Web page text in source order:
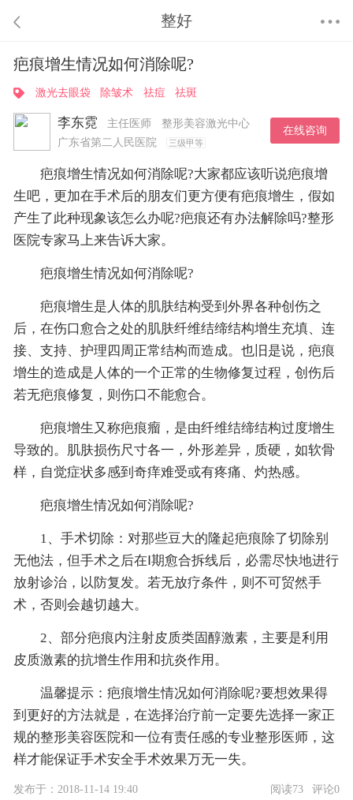
整好
疤痕增生情况如何消除呢?
激光去眼袋 除皱术 祛痘 祛斑
李东霓 主任医师
整形美容激光中心
广东省第二人民医院
三级甲等
在线咨询
疤痕增生情况如何消除呢?大家都应该听说疤痕增
生吧，更加在手术后的朋友们更方便有疤痕增生，假如
产生了此种现象该怎么办呢?疤痕还有办法解除吗?整形
医院专家马上来告诉大家。
疤痕增生情况如何消除呢?
疤痕增生是人体的肌肤结构受到外界各种创伤之
后，在伤口愈合之处的肌肤纤维结缔结构增生充填、连
接、支持、护理四周正常结构而造成。也旧是说，疤痕
增生的造成是人体的一个正常的生物修复过程，创伤后
若无疤痕修复，则伤口不能愈合。
疤痕增生又称疤痕瘤，是由纤维结缔结构过度增生
导致的。肌肤损伤尺寸各一，外形差异，质硬，如软骨
样，自觉症状多感到奇痒难受或有疼痛、灼热感。
疤痕增生情况如何消除呢?
1、手术切除：对那些豆大的隆起疤痕除了切除别
无他法，但手术之后在Ⅰ期愈合拆线后，必需尽快地进行
放射诊治，以防复发。若无放疗条件，则不可贸然手
术，否则会越切越大。
2、部分疤痕内注射皮质类固醇激素，主要是利用
皮质激素的抗增生作用和抗炎作用。
温馨提示：疤痕增生情况如何消除呢?要想效果得
到更好的方法就是，在选择治疗前一定要先选择一家正
规的整形美容医院和一位有责任感的专业整形医师，这
样才能保证手术安全手术效果万无一失。
发布于：2018-11-14 19:40 阅读73 评论0